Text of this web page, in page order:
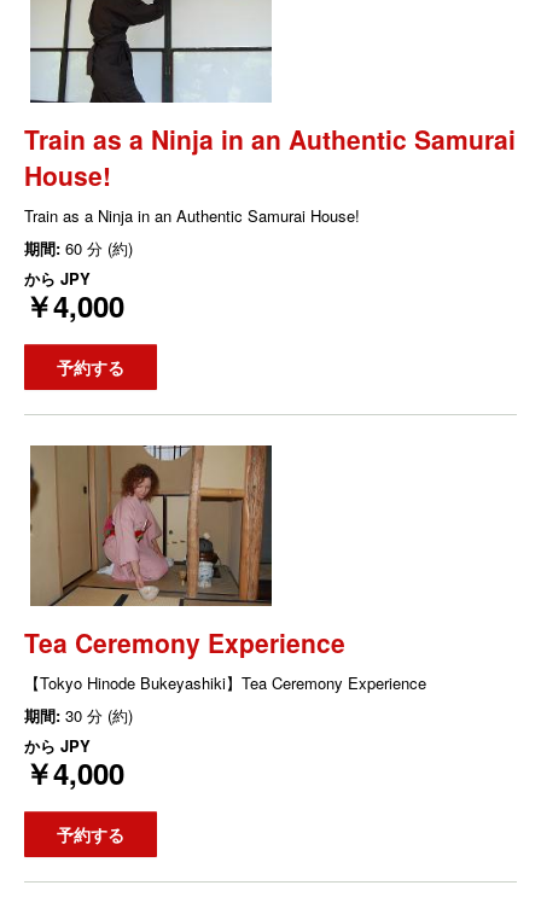
Train as a Ninja in an Authentic Samurai
House!
Train as a Ninja in an Authentic Samurai House!
期間: 60 分 (約)
から JPY
￥4,000
予約する
Tea Ceremony Experience
【Tokyo Hinode Bukeyashiki】Tea Ceremony Experience
期間: 30 分 (約)
から JPY
￥4,000
予約する